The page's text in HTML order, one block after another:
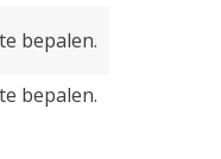
bepalen.
bepalen.